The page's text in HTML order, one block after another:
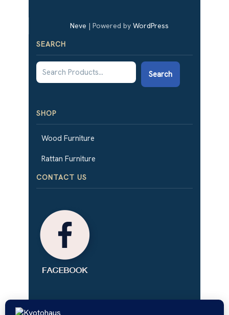
Neve | Powered by WordPress
SEARCH
Search
SHOP
Wood Furniture
Rattan Furniture
CONTACT US